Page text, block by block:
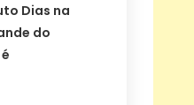
Dias na
do